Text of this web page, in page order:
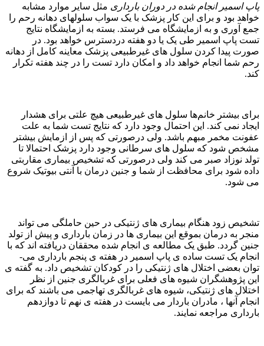
پاپ اسمیر انجام شده در دوران بارداری مثل سایر موارد مشابه
خواهد بود و برای این کار پزشک با یک سواب سلولهای دهانه رحم را
جمع آوری و به ازمایشگاه می فرستد. بسته به ازمایشگاه نتایج
تست پاپ اسمیر طی یک یا دو هفته دردسترس خواهد بود. در
صورت پیدا کردن سلول ‎های غیرطبیعی پزشک معاینه کامل از دهانه
رحم شما انجام خواهد داد و امکان دارد تست را در چند هفته تکرار
کند.
برای بیشتر خانم‌ها سلول های غیرطبیعی هیچ علتی برای هشدار
ایجاد نمی کند. این احتمال وجود دارد که نتایج تست شما به علت
عفونت مخمر مبهم باشد. ولی درصورتی که پس از ازمایش بیشتر
مشخص شود که سلول های سرطانی وجود دارد پزشک احتمالا تا
تولد نوزاد صبر می کند ولی درصورتی که تشخیص بیماری مقاربتی
داده شود برای محافظت از شما و جنین درمان با آنتی بیوتیک شروع
می شود.
تشخیص زود هنگام بیماری­ های ژنتیکی در حین حاملگی می­ تواند
منجر به درمان بموقع این بیماری­ ها در زمان بارداری و پیش از تولد
جنین گردد. طبق یک مطالعه ی انجام شده محققان دریافته اند که با
انجام یک تست ساده ی پاپ اسمیر در هفته ی پنجم بارداری می­
توان بعضی اختلال های ژنتیکی را در کودکان تشخیص داد. به گفته ی
این پژوهشگران شیوه های فعلی برای غربالگری جنین از نظر
اختلال های ژنتیکی، شیوه های غربالگری تهاجمی می باشند که برای
انجام آنها ، مادران باردار می بایست در هفته ی نهم تا دوازدهم
بارداری مراجعه نمایند.